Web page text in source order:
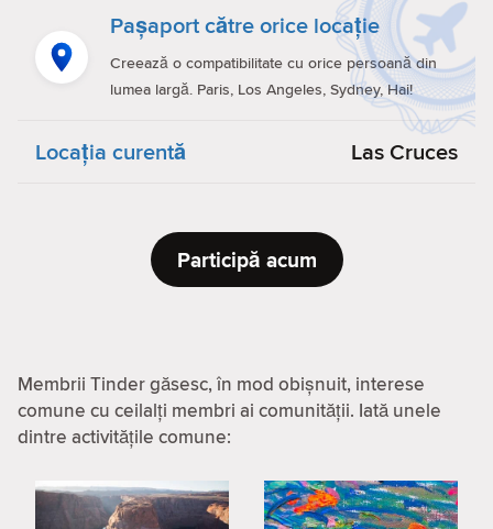
Pașaport către orice locație
Creează o compatibilitate cu orice persoană din
lumea largă. Paris, Los Angeles, Sydney, Hai!
Locaţia curentă Las Cruces
Participă acum
Membrii Tinder găsesc, în mod obișnuit, interese
comune cu ceilalți membri ai comunității. Iată unele
dintre activitățile comune: